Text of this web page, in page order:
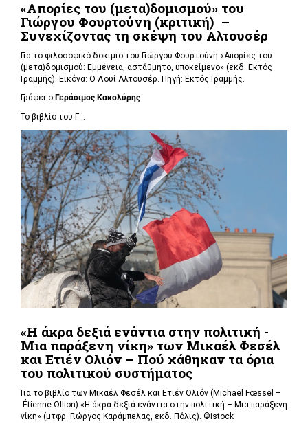
«Απορίες του (μετα)δομισμού» του
Γιώργου Φουρτούνη (κριτική) –
Συνεχίζοντας τη σκέψη του Αλτουσέρ
Για το φιλοσοφικό δοκίμιο του Γιώργου Φουρτούνη «Απορίες του
(μετα)δομισμού: Εμμένεια, αστάθμητο, υποκείμενο» (εκδ. Εκτός
Γραμμής). Εικόνα: Ο Λουί Αλτουσέρ. Πηγή: Εκτός Γραμμής.
Γράφει ο Γεράσιμος Κακολύρης
Το βιβλίο του Γ...
«Η άκρα δεξιά ενάντια στην πολιτική -
Μια παράξενη νίκη» των Μικαέλ Φεσέλ
και Ετιέν Ολιόν – Πού χάθηκαν τα όρια
του πολιτικού συστήματος
Για το βιβλίο των Μικαέλ Φεσέλ και Ετιέν Ολιόν (Michaël Fœssel –
Étienne Ollion) «Η άκρα δεξιά ενάντια στην πολιτική – Μια παράξενη
νίκη» (μτφρ. Γιώργος Καράμπελας, εκδ. Πόλις). ©istock